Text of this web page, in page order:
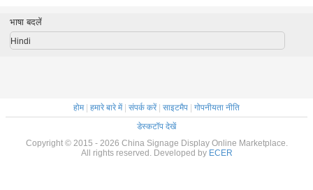
भाषा बदलें
Hindi
होम| हमारे बारे में| संपर्क करें| साइटमैप | गोपनीयता नीति
डेस्कटॉप देखें
Copyright © 2015 - 2026 China Signage Display Online Marketplace.
All rights reserved. Developed by ECER